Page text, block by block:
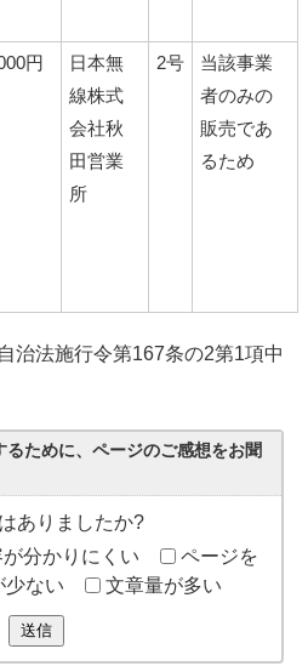
円
日本無
線株式
会社秋
田営業
所
2号
当該事業
者のみの
販売であ
るため
治法施行令第167条の2第1項中
るために、ページのご感想をお聞
ありましたか?
が分かりにくい
ページを
少ない 文章量が多い
送信